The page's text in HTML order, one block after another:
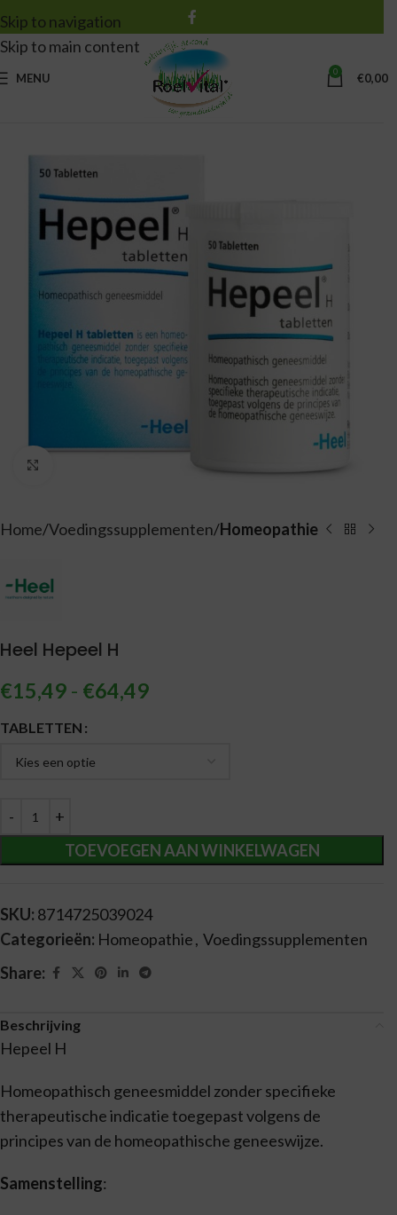
Skip to navigation
Skip to main content
MENU 0 €0,00
Home Voedingssupplementen Homeopathie
Heel Hepeel H
€15,49 - €64,49
TABLETTEN
TOEVOEGEN AAN WINKELWAGEN
Alternative:
SKU: 8714725039024
Categorieën: Homeopathie, Voedingssupplementen
Share:
Beschrijving
Hepeel H
Homeopathisch geneesmiddel zonder specifieke
therapeutische indicatie toegepast volgens de
principes van de homeopathische geneeswijze.
Samenstelling: